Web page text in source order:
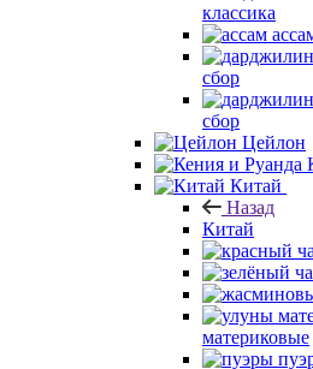
классика
сбор
сбор
Цейлон
Китай
Назад
Китай
материковые